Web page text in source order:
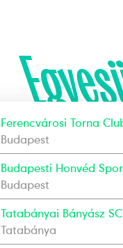
Ferencvárosi Torna
Budapest
Budapesti Honvéd
Budapest
Tatabányai Bányász SC
Tatabánya